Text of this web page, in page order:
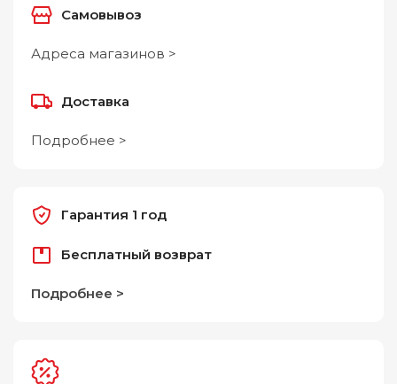
Самовывоз
Адреса магазинов >
Доставка
Подробнее >
Гарантия 1 год
Бесплатный возврат
Подробнее >